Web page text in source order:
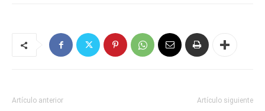
Artículo anterior Artículo siguiente